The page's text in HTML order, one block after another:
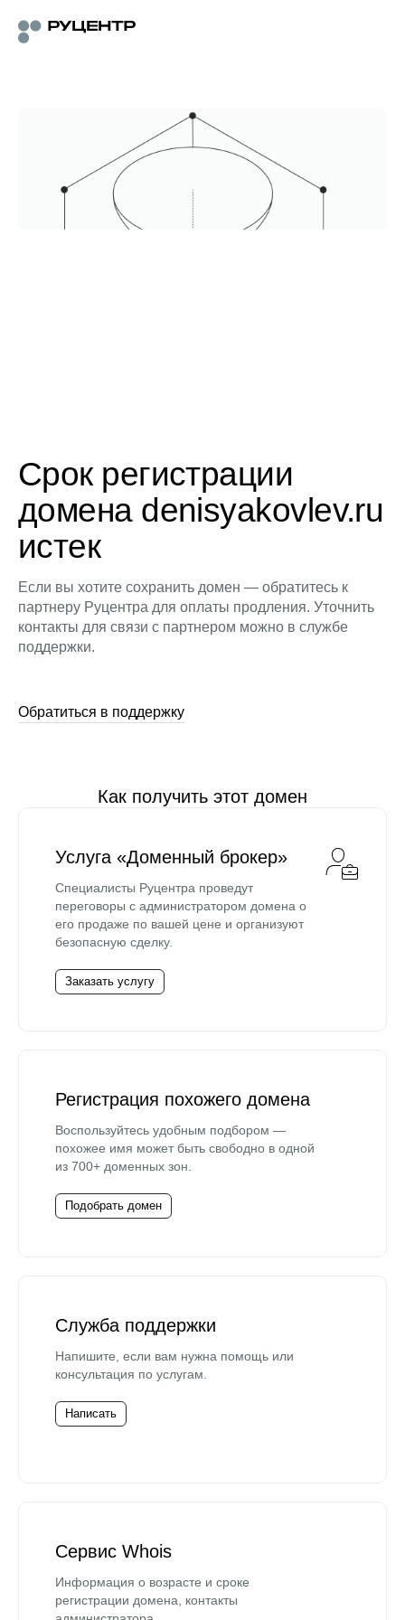
Срок регистрации
домена denisyakovlev.ru
истек
Если вы хотите сохранить домен — обратитесь к
партнеру Руцентра для оплаты продления. Уточнить
контакты для связи с партнером можно в службе
поддержки.
Обратиться в поддержку
Как получить этот домен
Услуга «Доменный брокер»
Специалисты Руцентра проведут
переговоры с администратором домена о
его продаже по вашей цене и организуют
безопасную сделку.
Заказать услугу
Регистрация похожего домена
Воспользуйтесь удобным подбором —
похожее имя может быть свободно в одной
из 700+ доменных зон.
Подобрать домен
Служба поддержки
Напишите, если вам нужна помощь или
консультация по услугам.
Написать
Сервис Whois
Информация о возрасте и сроке
регистрации домена, контакты